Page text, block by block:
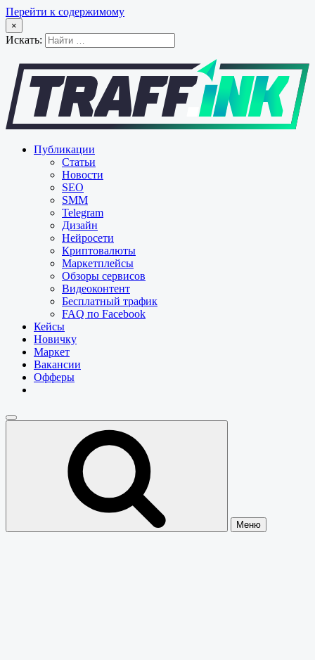
Перейти к содержимому
×
Искать:
Публикации
Статьи
Новости
SEO
SMM
Telegram
Дизайн
Нейросети
Криптовалюты
Маркетплейсы
Обзоры сервисов
Видеоконтент
Бесплатный трафик
FAQ по Facebook
Кейсы
Новичку
Маркет
Вакансии
Офферы
Меню